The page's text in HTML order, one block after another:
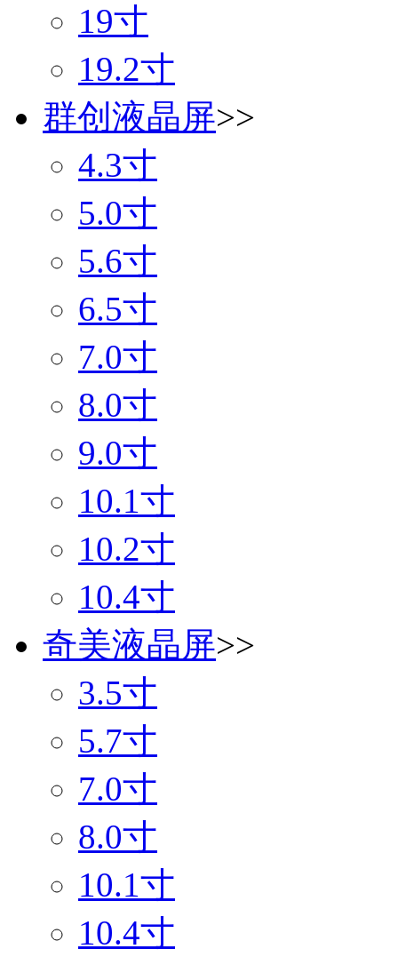
19寸
19.2寸
群创液晶屏>>
4.3寸
5.0寸
5.6寸
6.5寸
7.0寸
8.0寸
9.0寸
10.1寸
10.2寸
10.4寸
奇美液晶屏>>
3.5寸
5.7寸
7.0寸
8.0寸
10.1寸
10.4寸